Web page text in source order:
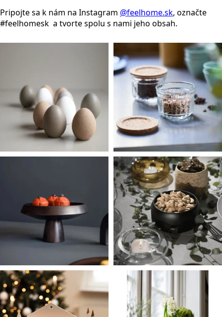
Pripojte sa k nám na Instagram @feelhome.sk, označte
#feelhomesk a tvorte spolu s nami jeho obsah.